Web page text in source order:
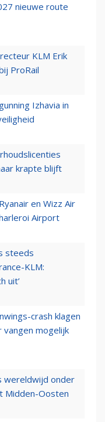
nieuwe route
KLM Erik
ProRail
Izhavia in
krapte blijft
en Wizz Air
Airport
steeds
KLM:
uit’
crash klagen
vangen mogelijk
wereldwijd onder
Midden-Oosten